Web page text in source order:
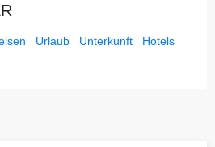
Urlaub Unterkunft
Hotels